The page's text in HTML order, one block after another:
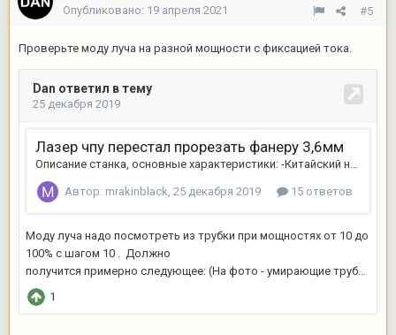
#5
Опубликовано: 19 апреля 2021
Проверьте моду луча на разной мощности с фиксацией тока.